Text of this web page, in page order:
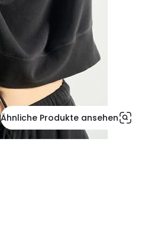
Ähnliche Produkte ansehen